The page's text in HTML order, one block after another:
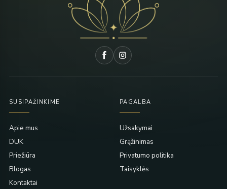
SUSIPAŽINKIME
Apie mus
DUK
Priežiūra
Blogas
Kontaktai
PAGALBA
Užsakymai
Grąžinimas
Privatumo politika
Taisyklės